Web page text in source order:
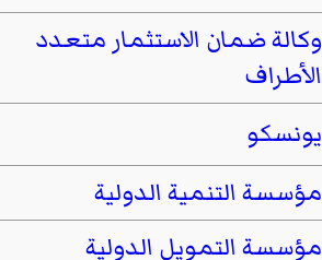
وكالة ضمان الاستثمار متعدد
الأطراف
يونسكو
مؤسسة التنمية الدولية
مؤسسة التمويل الدولية